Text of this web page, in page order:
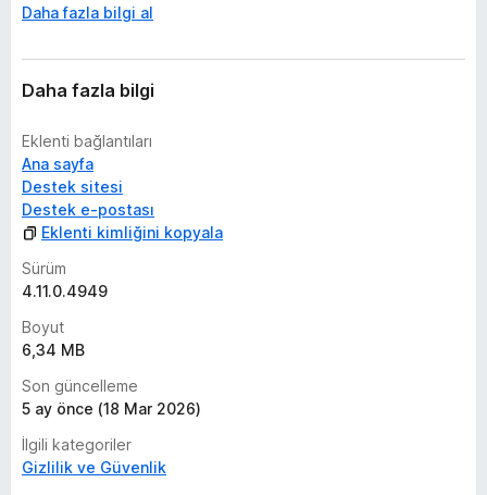
Daha fazla bilgi al
Daha fazla bilgi
Eklenti bağlantıları
Ana sayfa
Destek sitesi
Destek e-postası
Eklenti kimliğini kopyala
Sürüm
4.11.0.4949
Boyut
6,34 MB
Son güncelleme
5 ay önce (18 Mar 2026)
İlgili kategoriler
Gizlilik ve Güvenlik